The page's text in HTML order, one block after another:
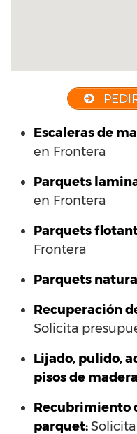
Escaleras de
en Frontera
Parquets
en Frontera
Parquets
Frontera
Parquets
Recuperación
Solicita
Lijado, pulido,
pisos de
Recubrimiento
parquet: